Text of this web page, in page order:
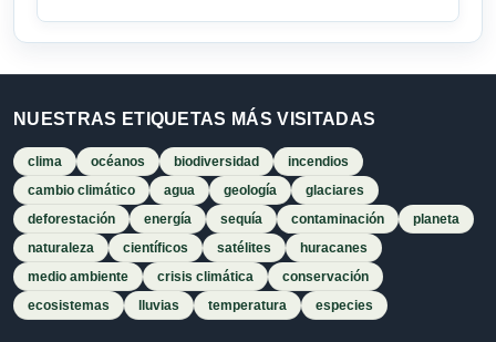
NUESTRAS ETIQUETAS MÁS VISITADAS
clima océanos biodiversidad
incendios
cambio climático
agua geología
glaciares
deforestación
energía sequía contaminación
planeta
naturaleza
científicos satélites
huracanes
medio ambiente
crisis climática
conservación
ecosistemas
lluvias temperatura especies